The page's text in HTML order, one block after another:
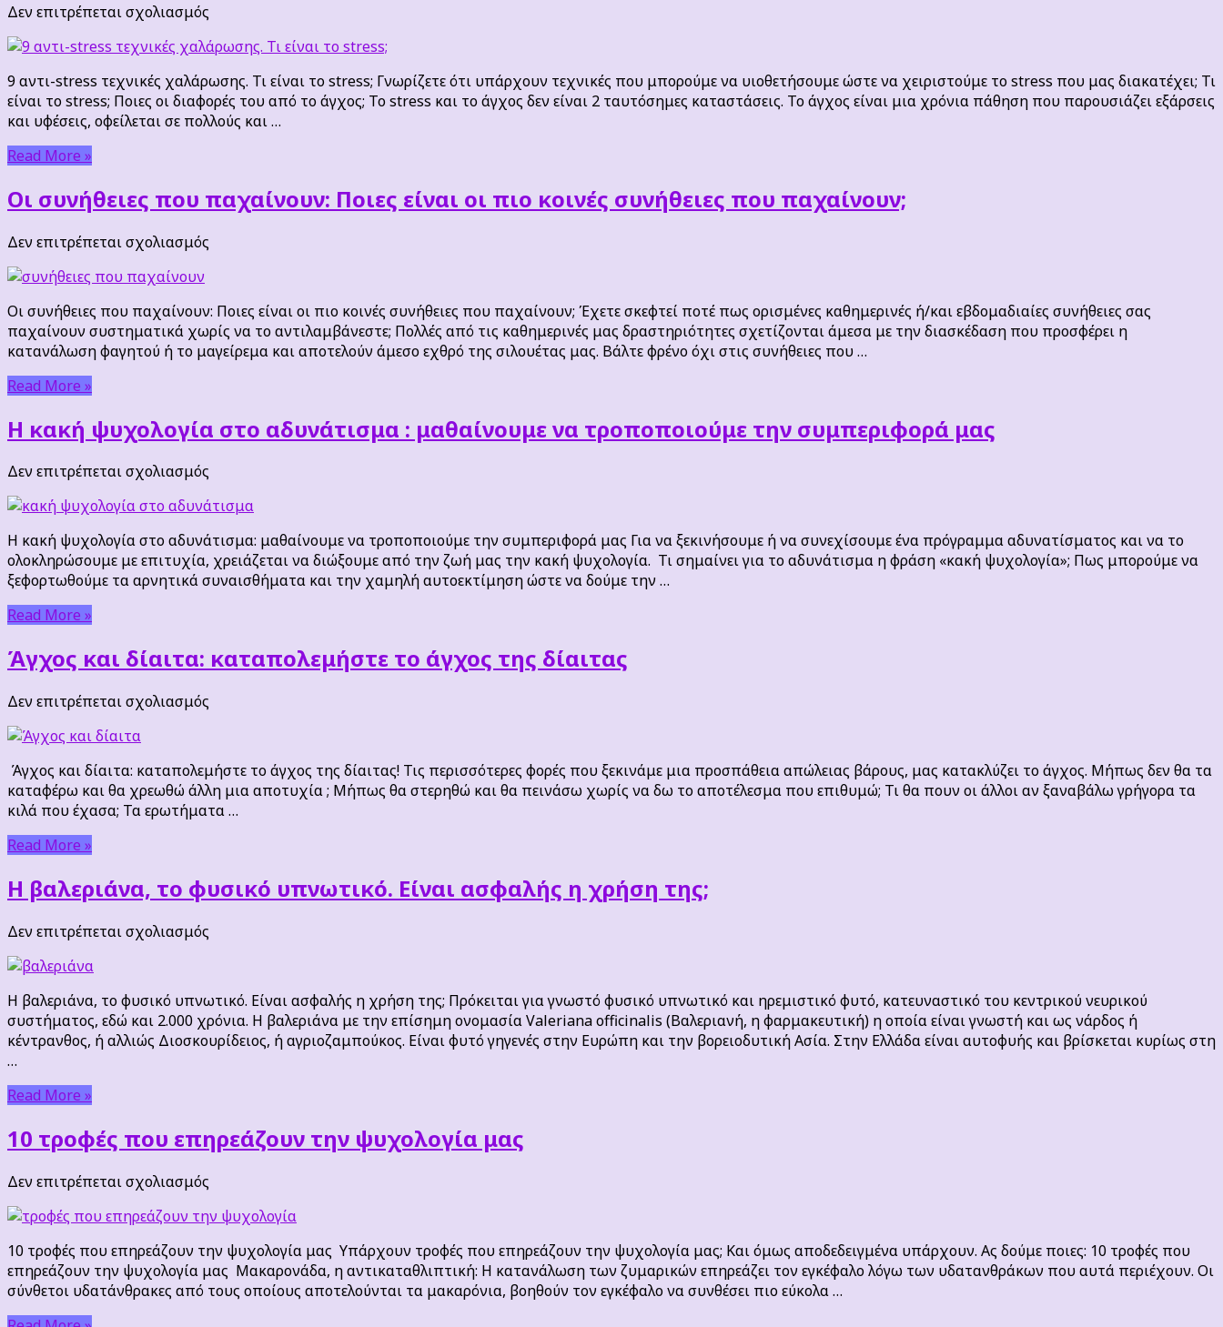
Δεν επιτρέπεται σχολιασμός
αντι-
τεχνικές
χαλάρωσης.
Τι
stress;
9 αντι-stress τεχνικές χαλάρωσης. Τι είναι το stress; Γνωρίζετε ότι υπάρχουν τεχνικές που μπορούμε να υιοθετήσουμε ώστε να χειριστούμε το stress που μας διακατέχει; Τι
είναι το stress; Ποιες οι διαφορές του από το άγχος; Το stress και το άγχος δεν είναι 2 ταυτόσημες καταστάσεις. Το άγχος είναι μια χρόνια πάθηση που παρουσιάζει εξάρσεις
και υφέσεις, οφείλεται σε πολλούς και …
Read More »
Οι συνήθειες που παχαίνουν: Ποιες είναι οι πιο κοινές συνήθειες που παχαίνουν;
Δεν επιτρέπεται σχολιασμός
που
παχαίνουν:
Ποιες
είναι
κοινές
συνήθειες
Οι συνήθειες που παχαίνουν: Ποιες είναι οι πιο κοινές συνήθειες που παχαίνουν; Έχετε σκεφτεί ποτέ πως ορισμένες καθημερινές ή/και εβδομαδιαίες συνήθειες σας
παχαίνουν συστηματικά χωρίς να το αντιλαμβάνεστε; Πολλές από τις καθημερινές μας δραστηριότητες σχετίζονται άμεσα με την διασκέδαση που προσφέρει η
κατανάλωση φαγητού ή το μαγείρεμα και αποτελούν άμεσο εχθρό της σιλουέτας μας. Βάλτε φρένο όχι στις συνήθειες που …
Read More »
Η κακή ψυχολογία στο αδυνάτισμα : μαθαίνουμε να τροποποιούμε την συμπεριφορά μας
Δεν επιτρέπεται σχολιασμός
κακή
ψυχολογία
στο
αδυνάτισμα
:
τροποποιούμε
την
Η κακή ψυχολογία στο αδυνάτισμα: μαθαίνουμε να τροποποιούμε την συμπεριφορά μας Για να ξεκινήσουμε ή να συνεχίσουμε ένα πρόγραμμα αδυνατίσματος και να το
ολοκληρώσουμε με επιτυχία, χρειάζεται να διώξουμε από την ζωή μας την κακή ψυχολογία. Τι σημαίνει για το αδυνάτισμα η φράση «κακή ψυχολογία»; Πως μπορούμε να
ξεφορτωθούμε τα αρνητικά συναισθήματα και την χαμηλή αυτοεκτίμηση ώστε να δούμε την …
Read More »
Άγχος και δίαιτα: καταπολεμήστε το άγχος της δίαιτας
Δεν επιτρέπεται σχολιασμός
δίαιτα:
καταπολεμήστε
το
άγχος
Άγχος και δίαιτα: καταπολεμήστε το άγχος της δίαιτας! Τις περισσότερες φορές που ξεκινάμε μια προσπάθεια απώλειας βάρους, μας κατακλύζει το άγχος. Μήπως δεν θα τα
καταφέρω και θα χρεωθώ άλλη μια αποτυχία ; Μήπως θα στερηθώ και θα πεινάσω χωρίς να δω το αποτέλεσμα που επιθυμώ; Τι θα πουν οι άλλοι αν ξαναβάλω γρήγορα τα
κιλά που έχασα; Τα ερωτήματα …
Read More »
Η βαλεριάνα, το φυσικό υπνωτικό. Είναι ασφαλής η χρήση της;
Δεν επιτρέπεται σχολιασμός
φυσικό
υπνωτικό.
Είναι
της;
Η βαλεριάνα, το φυσικό υπνωτικό. Είναι ασφαλής η χρήση της; Πρόκειται για γνωστό φυσικό υπνωτικό και ηρεμιστικό φυτό, κατευναστικό του κεντρικού νευρικού
συστήματος, εδώ και 2.000 χρόνια. Η βαλεριάνα με την επίσημη ονομασία Valeriana officinalis (Βαλεριανή, η φαρμακευτική) η οποία είναι γνωστή και ως νάρδος ή
κέντρανθος, ή αλλιώς Διοσκουρίδειος, ή αγριοζαμπούκος. Είναι φυτό γηγενές στην Ευρώπη και την βορειοδυτική Ασία. Στην Ελλάδα είναι αυτοφυής και βρίσκεται κυρίως στη
…
Read More »
10 τροφές που επηρεάζουν την ψυχολογία μας
Δεν επιτρέπεται σχολιασμός
τροφές
που
επηρεάζουν
την
ψυχολογία
10 τροφές που επηρεάζουν την ψυχολογία μας Υπάρχουν τροφές που επηρεάζουν την ψυχολογία μας; Και όμως αποδεδειγμένα υπάρχουν. Ας δούμε ποιες: 10 τροφές που
επηρεάζουν την ψυχολογία μας Μακαρονάδα, η αντικαταθλιπτική: Η κατανάλωση των ζυμαρικών επηρεάζει τον εγκέφαλο λόγω των υδατανθράκων που αυτά περιέχουν. Οι
σύνθετοι υδατάνθρακες από τους οποίους αποτελούνται τα μακαρόνια, βοηθούν τον εγκέφαλο να συνθέσει πιο εύκολα …